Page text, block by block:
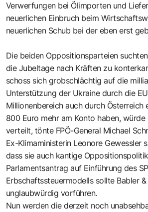
Verwerfungen bei Ölimporten und
neuerlichen Einbruch beim
neuerlichen Schub bei der eben erst
Die beiden Oppositionsparteien
die Jubeltage nach Kräften zu
schoss sich grobschlächtig auf die
Unterstützung der Ukraine durch die
Millionenbereich auch durch Österreich
800 Euro mehr am Konto haben, würde
verteilt, tönte FPÖ-General Michael
Ex-Klimaministerin Leonore Gewessler
dass sie auch kantige
Parlamentsantrag auf Einführung des
Erbschaftssteuermodells sollte Babler
unglaubwürdig vorführen.
Nun werden die derzeit noch